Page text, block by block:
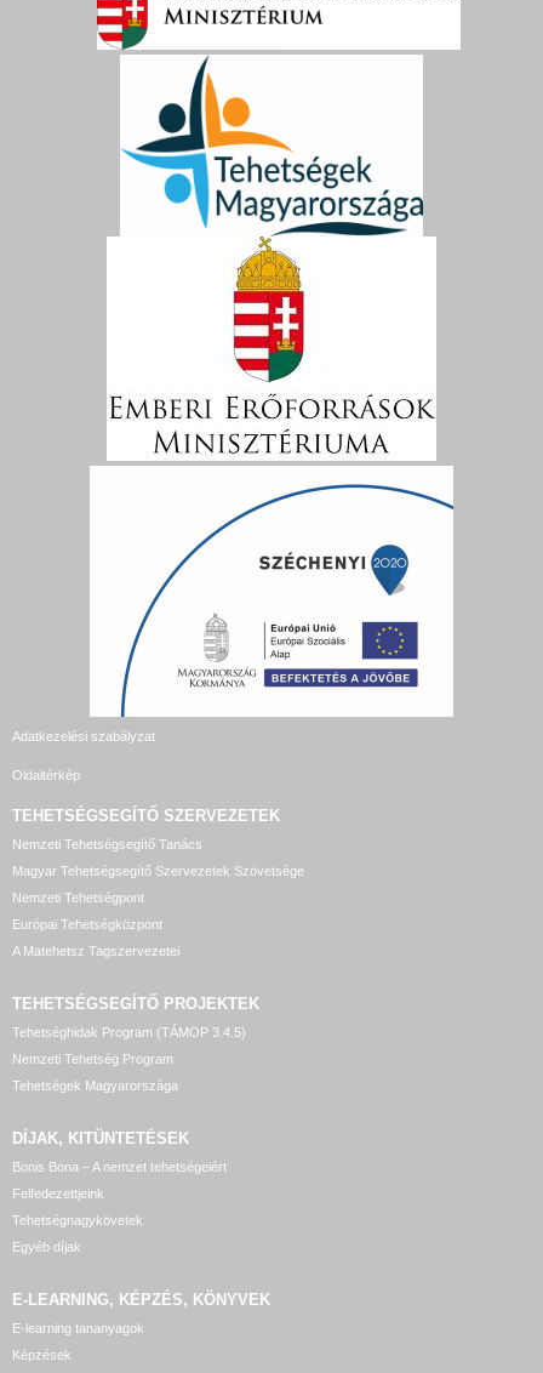
Adatkezelési szabályzat
Oldaltérkép
TEHETSÉGSEGÍTŐ SZERVEZETEK
Nemzeti Tehetségsegítő Tanács
Magyar Tehetségsegítő Szervezetek Szövetsége
Nemzeti Tehetségpont
Európai Tehetségközpont
A Matehetsz Tagszervezetei
TEHETSÉGSEGÍTŐ PROJEKTEK
Tehetséghidak Program (TÁMOP 3.4.5)
Nemzeti Tehetség Program
Tehetségek Magyarországa
DÍJAK, KITÜNTETÉSEK
Bonis Bona – A nemzet tehetségeiért
Felfedezettjeink
Tehetségnagykövetek
Egyéb díjak
E-LEARNING, KÉPZÉS, KÖNYVEK
E-learning tananyagok
Képzések